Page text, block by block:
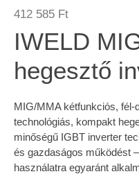
412 585 Ft
IWELD
hegesztő
MIG/MMA kétfunkciós, fél-
technológiás, kompakt
minőségű IGBT inverter
és gazdaságos működést
használatra egyaránt